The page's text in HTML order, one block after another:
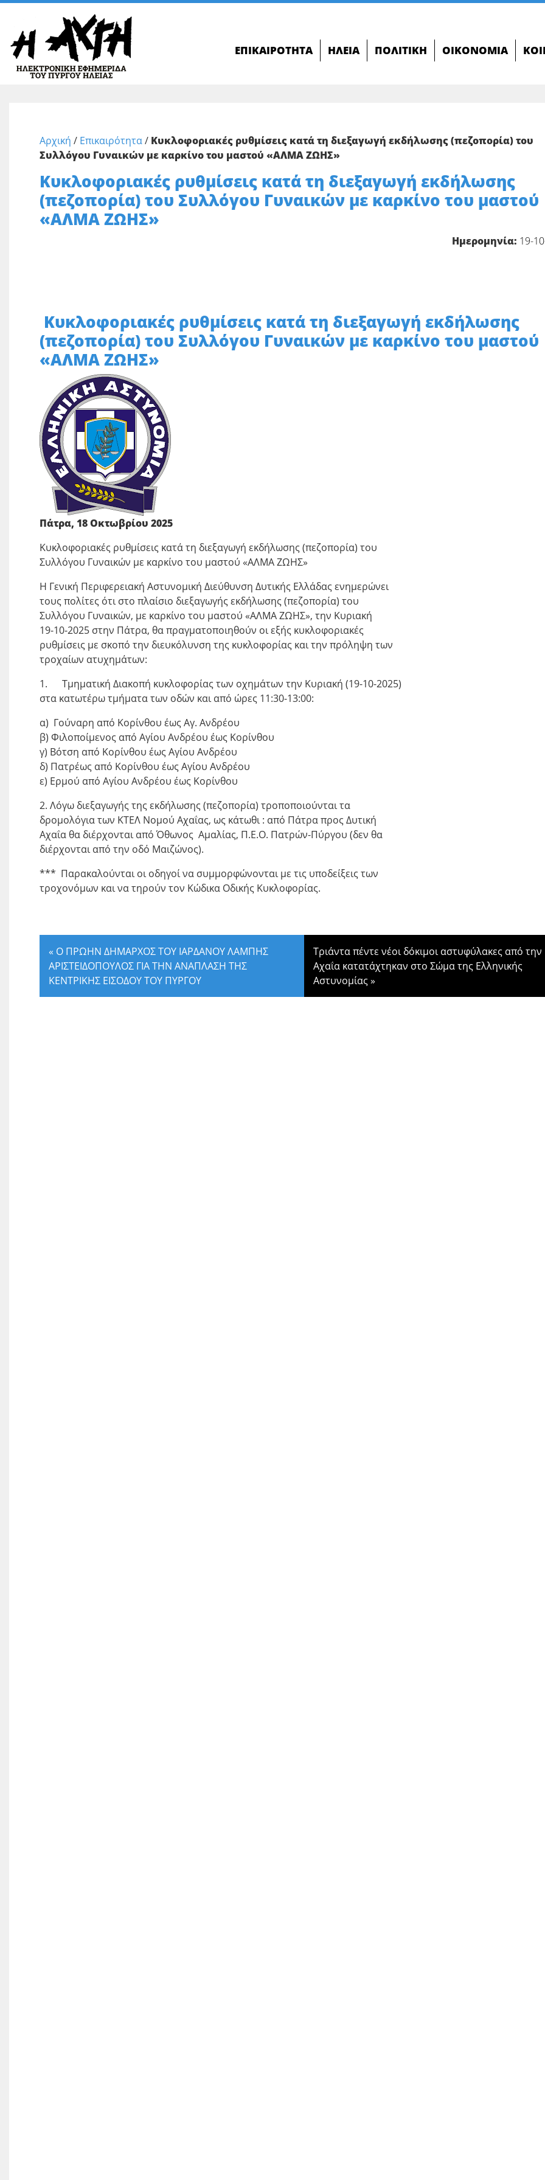
ΕΠΙΚΑΙΡΌΤΗΤΑ ΗΛΕΊΑ ΠΟΛΙΤΙΚΉ ΟΙΚΟΝΟΜΊΑ
Αρχική / Επικαιρότητα/ Κυκλοφοριακές ρυθμίσεις κατά τη διεξαγωγή εκδήλωσης (πεζοπορία) του
Συλλόγου Γυναικών με καρκίνο του μαστού «ΑΛΜΑ ΖΩΗΣ»
Κυκλοφοριακές ρυθμίσεις κατά τη διεξαγωγή εκδήλωσης
(πεζοπορία) του Συλλόγου Γυναικών με καρκίνο του μαστού
«ΑΛΜΑ ΖΩΗΣ»
Ημερομηνία: 19-
Κυκλοφοριακές ρυθμίσεις κατά τη διεξαγωγή εκδήλωσης
(πεζοπορία) του Συλλόγου Γυναικών με καρκίνο του μαστού
«ΑΛΜΑ ΖΩΗΣ»
Πάτρα, 18 Οκτωβρίου 2025
Κυκλοφοριακές ρυθμίσεις κατά τη διεξαγωγή εκδήλωσης (πεζοπορία) του
Συλλόγου Γυναικών με καρκίνο του μαστού «ΑΛΜΑ ΖΩΗΣ»
Η Γενική Περιφερειακή Αστυνομική Διεύθυνση Δυτικής Ελλάδας ενημερώνει
τους πολίτες ότι στο πλαίσιο διεξαγωγής εκδήλωσης (πεζοπορία) του
Συλλόγου Γυναικών, με καρκίνο του μαστού «ΑΛΜΑ ΖΩΗΣ», την Κυριακή
19-10-2025 στην Πάτρα, θα πραγματοποιηθούν οι εξής κυκλοφοριακές
ρυθμίσεις με σκοπό την διευκόλυνση της κυκλοφορίας και την πρόληψη των
τροχαίων ατυχημάτων:
1. Τμηματική Διακοπή κυκλοφορίας των οχημάτων την Κυριακή (19-10-2025)
στα κατωτέρω τμήματα των οδών και από ώρες 11:30-13:00:
α) Γούναρη από Κορίνθου έως Αγ. Ανδρέου
β) Φιλοποίμενος από Αγίου Ανδρέου έως Κορίνθου
γ) Βότση από Κορίνθου έως Αγίου Ανδρέου
δ) Πατρέως από Κορίνθου έως Αγίου Ανδρέου
ε) Ερμού από Αγίου Ανδρέου έως Κορίνθου
2. Λόγω διεξαγωγής της εκδήλωσης (πεζοπορία) τροποποιούνται τα
δρομολόγια των ΚΤΕΛ Νομού Αχαΐας, ως κάτωθι : από Πάτρα προς Δυτική
Αχαΐα θα διέρχονται από Όθωνος Αμαλίας, Π.Ε.Ο. Πατρών-Πύργου (δεν θα
διέρχονται από την οδό Μαιζώνος).
*** Παρακαλούνται οι οδηγοί να συμμορφώνονται με τις υποδείξεις των
τροχονόμων και να τηρούν τον Κώδικα Οδικής Κυκλοφορίας.
« Ο ΠΡΩΗΝ ΔΗΜΑΡΧΟΣ ΤΟΥ ΙΑΡΔΑΝΟΥ ΛΑΜΠΗΣ
ΑΡΙΣΤΕΙΔΟΠΟΥΛΟΣ ΓΙΑ ΤΗΝ ΑΝΑΠΛΑΣΗ ΤΗΣ
ΚΕΝΤΡΙΚΗΣ ΕΙΣΟΔΟΥ ΤΟΥ ΠΥΡΓΟΥ
Τριάντα πέντε νέοι δόκιμοι αστυφύλακες από την
Αχαΐα κατατάχτηκαν στο Σώμα της Ελληνικής
Αστυνομίας»